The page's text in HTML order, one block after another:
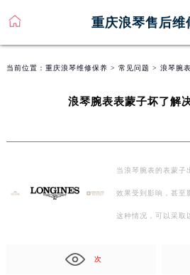
重庆浪琴售后维
当前位置： 重庆浪琴维修保养 > 常见问题 > 浪琴腕
浪琴腕表表蒙子坏了解
当浪琴腕表的表蒙子
效果受到影响，甚至
这种情况，可以采取
次